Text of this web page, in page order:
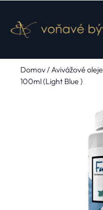
Domov/Avivážové oleje
100ml (Light Blue )